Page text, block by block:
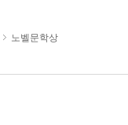
노벨문학상